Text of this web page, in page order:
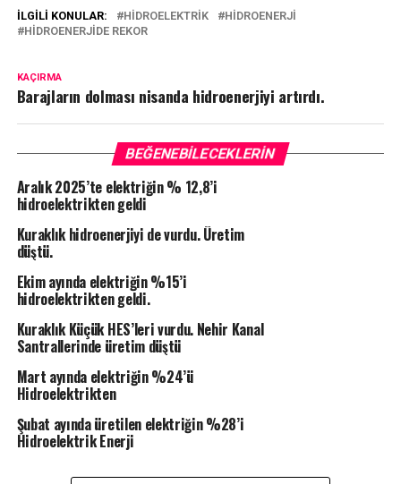
İLGILI KONULAR: HIDROELEKTRIK
HIDROENERJI
HIDROENERJIDE REKOR
KAÇIRMA
Barajların dolması nisanda hidroenerjiyi artırdı.
BEĞENEBILECEKLERIN
Aralık 2025’te elektriğin % 12,8’i
hidroelektrikten geldi
Kuraklık hidroenerjiyi de vurdu. Üretim
düştü.
Ekim ayında elektriğin %15’i
hidroelektrikten geldi.
Kuraklık Küçük HES’leri vurdu. Nehir Kanal
Santrallerinde üretim düştü
Mart ayında elektriğin %24’ü
Hidroelektrikten
Şubat ayında üretilen elektriğin %28’i
Hidroelektrik Enerji